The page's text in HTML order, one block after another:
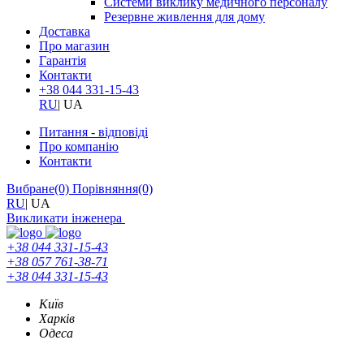
Резервне живлення для дому
Доставка
Про магазин
Гарантія
Контакти
+38 044 331-15-43
RU| UA
Питання - відповіді
Про компанію
Контакти
Вибране(0) Порівняння(0)
RU| UA
Викликати інженера
+38 044 331-15-43
+38 057 761-38-71
+38 044 331-15-43
Київ
Харків
Одеса